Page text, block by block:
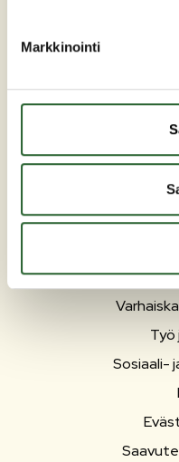
Markkinointi
Työ
Sosiaali-